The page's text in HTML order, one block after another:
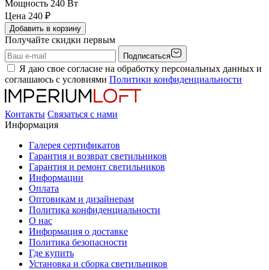
Мощность 240 Вт
Цена 240 ₽
Добавить в корзину
Получайте скидки первым
Подписаться
Я даю свое согласие на обработку персональных данных и
соглашаюсь с условиями Политики конфиденциальности
Контакты Связаться с нами
Информация
Галерея сертификатов
Гарантия и возврат светильников
Гарантия и ремонт светильников
Информации
Оплата
Оптовикам и дизайнерам
Политика конфиденциальности
О нас
Информация о доставке
Политика безопасности
Где купить
Установка и сборка светильников